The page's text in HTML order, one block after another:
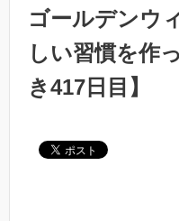
ゴールデンウ
しい習慣を作
き417日目】